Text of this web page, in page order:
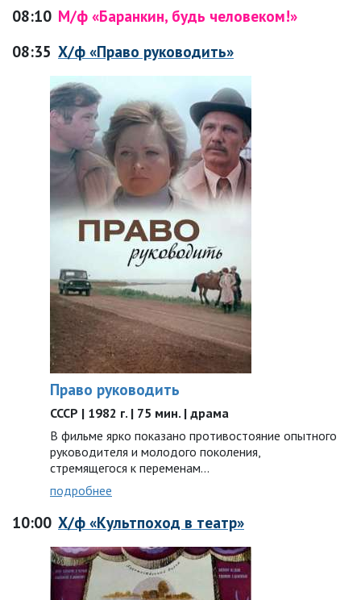
08:10 М/ф «Баранкин, будь человеком!»
08:35 Х/ф «Право руководить»
Право руководить
СССР | 1982 г. | 75 мин. | драма
В фильме ярко показано противостояние опытного
руководителя и молодого поколения,
стремящегося к переменам…
подробнее
10:00 Х/ф «Культпоход в театр»